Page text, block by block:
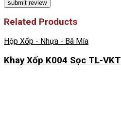
Related Products
Hộp Xốp - Nhựa - Bã Mía
Khay Xốp K004 Sọc TL-VKT